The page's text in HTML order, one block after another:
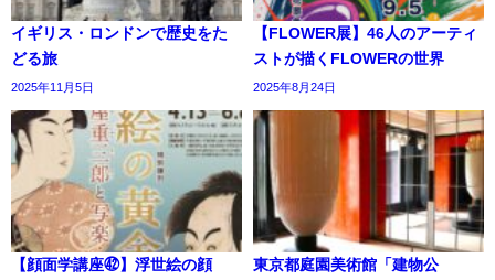
イギリス・ロンドンで歴史をた
どる旅
2025年11月5日
【FLOWER展】46人のアーティ
ストが描くFLOWERの世界
2025年8月24日
【顔面学講座㊷】浮世絵の顔
東京都庭園美術館「建物公